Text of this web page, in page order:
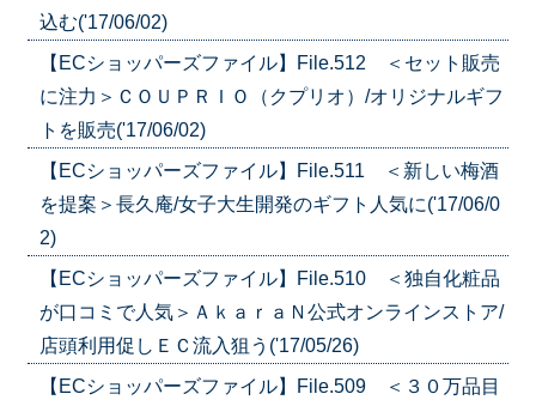
込む('17/06/02)
【ECショッパーズファイル】File.512 ＜セット販売
に注力＞ＣＯＵＰＲＩＯ（クプリオ）/オリジナルギフ
トを販売('17/06/02)
【ECショッパーズファイル】File.511 ＜新しい梅酒
を提案＞長久庵/女子大生開発のギフト人気に('17/06/0
2)
【ECショッパーズファイル】File.510 ＜独自化粧品
が口コミで人気＞ＡｋａｒａＮ公式オンラインストア/
店頭利用促しＥＣ流入狙う('17/05/26)
【ECショッパーズファイル】File.509 ＜３０万品目